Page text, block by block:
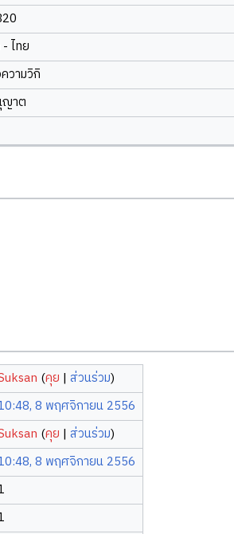
ไทย
วามวิกิ
าต
(คุย |ส่วนร่วม)
8 พฤศจิกายน 2556
(คุย |ส่วนร่วม)
8 พฤศจิกายน 2556